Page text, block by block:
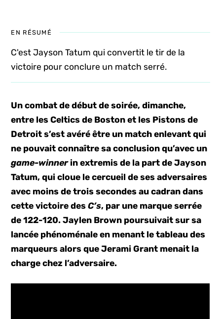
EN RÉSUMÉ
C'est Jayson Tatum qui convertit le tir de la
victoire pour conclure un match serré.
Un combat de début de soirée, dimanche,
entre les Celtics de Boston et les Pistons de
Detroit s’est avéré être un match enlevant qui
ne pouvait connaître sa conclusion qu’avec un
game-winnerin extremis de la part de Jayson
Tatum, qui cloue le cercueil de ses adversaires
avec moins de trois secondes au cadran dans
cette victoire desC’s, par une marque serrée
de 122-120. Jaylen Brown poursuivait sur sa
lancée phénoménale en menant le tableau des
marqueurs alors que Jerami Grant menait la
charge chez l’adversaire.